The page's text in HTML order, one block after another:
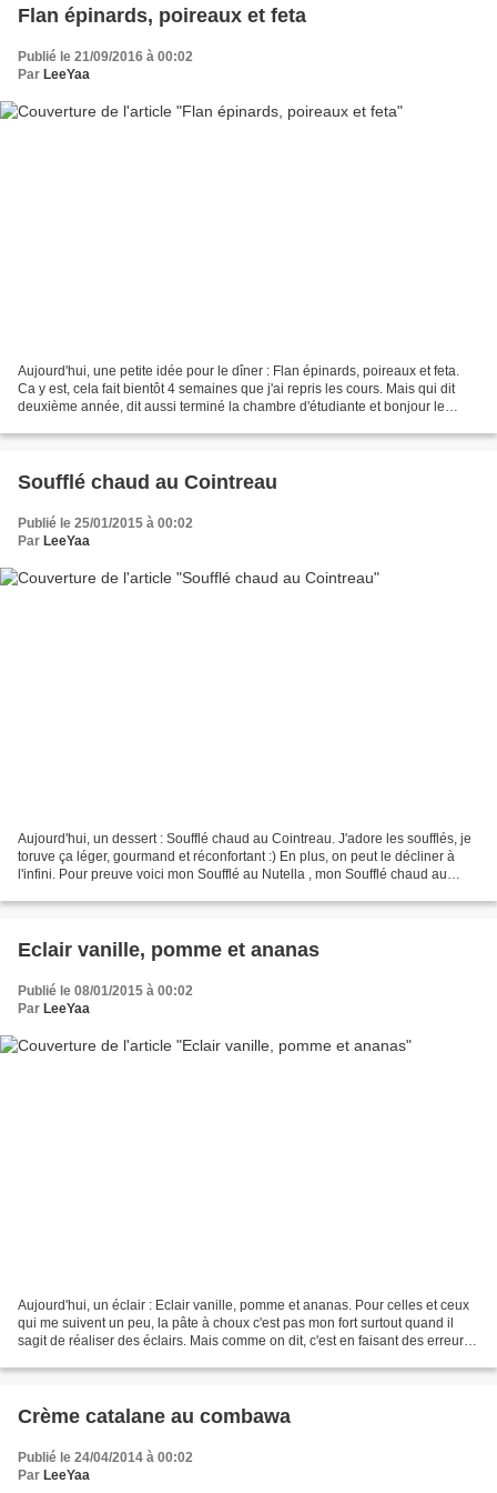
Flan épinards, poireaux et feta
Publié le 21/09/2016 à 00:02
Par LeeYaa
Aujourd'hui, une petite idée pour le dîner : Flan épinards, poireaux et feta.
Ca y est, cela fait bientôt 4 semaines que j'ai repris les cours. Mais qui dit
deuxième année, dit aussi terminé la chambre d'étudiante et bonjour le
Soufflé chaud au Cointreau
Publié le 25/01/2015 à 00:02
Par LeeYaa
Aujourd'hui, un dessert : Soufflé chaud au Cointreau. J'adore les soufflés, je
toruve ça léger, gourmand et réconfortant :) En plus, on peut le décliner à
l'infini. Pour preuve voici mon Soufflé au Nutella , mon Soufflé chaud au
Eclair vanille, pomme et ananas
Publié le 08/01/2015 à 00:02
Par LeeYaa
Aujourd'hui, un éclair : Eclair vanille, pomme et ananas. Pour celles et ceux
qui me suivent un peu, la pâte à choux c'est pas mon fort surtout quand il
sagit de réaliser des éclairs. Mais comme on dit, c'est en faisant des erreurs
Crème catalane au combawa
Publié le 24/04/2014 à 00:02
Par LeeYaa